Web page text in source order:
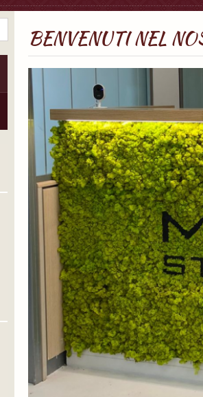
BENVENUTI NEL